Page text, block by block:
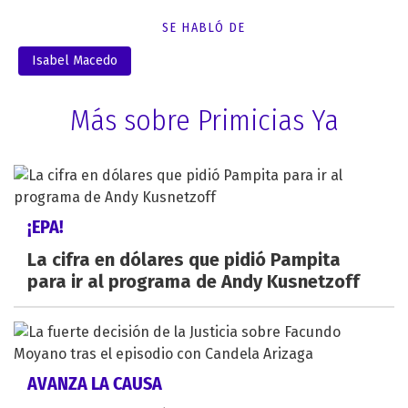
SE HABLÓ DE
Isabel Macedo
Más sobre Primicias Ya
¡EPA!
La cifra en dólares que pidió Pampita
para ir al programa de Andy Kusnetzoff
AVANZA LA CAUSA